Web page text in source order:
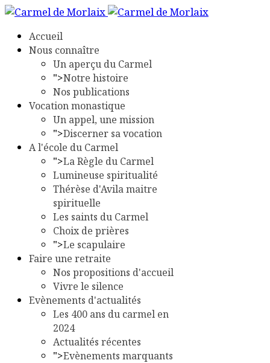
Accueil
Nous connaître
Un aperçu du Carmel
">Notre histoire
Nos publications
Vocation monastique
Un appel, une mission
">Discerner sa vocation
A l'école du Carmel
">La Règle du Carmel
Lumineuse spiritualité
Thérèse d'Avila maitre
spirituelle
Les saints du Carmel
Choix de prières
">Le scapulaire
Faire une retraite
Nos propositions d'accueil
Vivre le silence
Evènements d'actualités
Les 400 ans du carmel en
2024
Actualités récentes
">Evènements marquants